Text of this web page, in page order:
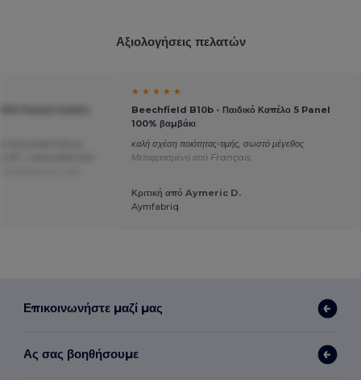
Αξιολογήσεις πελατών
★ ★ ★ ★ ★
Beechfield B10b - Παιδικό Καπέλο 5 Panel
100% βαμβάκι
καλή σχέση ποιότητας-τιμής, σωστό μέγεθος
Μεταφρασμένο από Français
Κριτική από Aymeric D.
Aymfabriq
Επικοινωνήστε μαζί μας
Ας σας βοηθήσουμε